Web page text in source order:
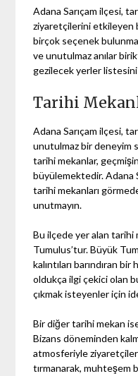
Adana Sarıçam ilçesi,
ziyaretçilerini etkileyen
birçok seçenek
ve unutulmaz anılar
gezilecek yerler
Tarihi
Adana Sarıçam ilçesi,
unutulmaz bir deneyim
tarihi mekanlar,
büyülemektedir. Adana
tarihi mekanları
unutmayın.
Bu ilçede yer alan tarihi
Tumulus’tur. Büyük
kalıntıları barındıran
oldukça ilgi çekici olan
çıkmak isteyenler için
Bir diğer tarihi mekan
Bizans döneminden
atmosferiyle
tırmanarak, muhteşem